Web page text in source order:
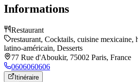
Informations
Restaurant
restaurant, Cocktails, cuisine mexicaine,
latino-américain, Desserts
77 Rue d'Aboukir, 75002 Paris, France
0606060606
Itinéraire